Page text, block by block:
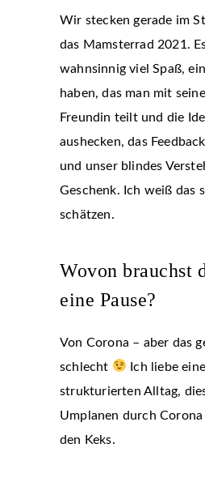
Wir stecken gerade im
das Mamsterrad 2021.
wahnsinnig viel Spaß,
haben, das man mit
Freundin teilt und die
aushecken, das
und unser blindes
Geschenk. Ich weiß das
schätzen.
Wovon brauchst
eine Pause?
Von Corona – aber das
schlecht
Ich liebe
strukturierten Alltag,
Umplanen durch
den Keks.